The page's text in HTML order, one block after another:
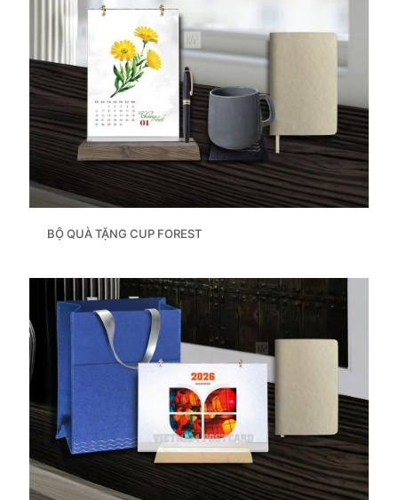
BỘ QUÀ TẶNG CUP FOREST